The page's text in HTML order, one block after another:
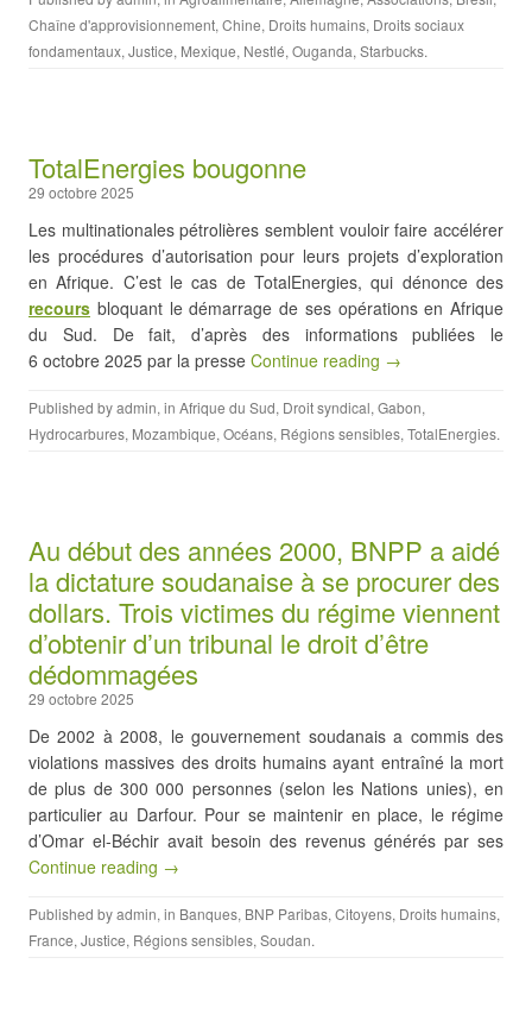
Chaîne d'approvisionnement, Chine, Droits humains, Droits sociaux
fondamentaux, Justice, Mexique, Nestlé, Ouganda, Starbucks.
TotalEnergies bougonne
29 octobre 2025
Les multinationales pétrolières semblent vouloir faire accélérer
les procédures d’autorisation pour leurs projets d’exploration
en Afrique. C’est le cas de TotalEnergies, qui dénonce des
recours bloquant le démarrage de ses opérations en Afrique
du Sud. De fait, d’après des informations publiées le
6 octobre 2025 par la presse Continue reading →
Published byadmin, in Afrique du Sud, Droit syndical, Gabon,
Hydrocarbures, Mozambique, Océans, Régions sensibles, TotalEnergies.
Au début des années 2000, BNPP a aidé
la dictature soudanaise à se procurer des
dollars. Trois victimes du régime viennent
d’obtenir d’un tribunal le droit d’être
dédommagées
29 octobre 2025
De 2002 à 2008, le gouvernement soudanais a commis des
violations massives des droits humains ayant entraîné la mort
de plus de 300 000 personnes (selon les Nations unies), en
particulier au Darfour. Pour se maintenir en place, le régime
d’Omar el-Béchir avait besoin des revenus générés par ses
Continue reading →
Published byadmin, in Banques, BNP Paribas, Citoyens, Droits humains,
France, Justice, Régions sensibles, Soudan.